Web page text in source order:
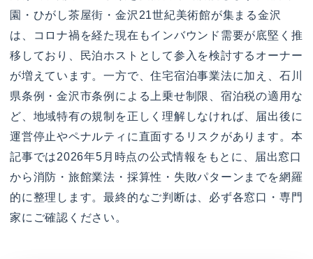
園・ひがし茶屋街・金沢21世紀美術館が集まる金沢
は、コロナ禍を経た現在もインバウンド需要が底堅く推
移しており、民泊ホストとして参入を検討するオーナー
が増えています。一方で、住宅宿泊事業法に加え、石川
県条例・金沢市条例による上乗せ制限、宿泊税の適用な
ど、地域特有の規制を正しく理解しなければ、届出後に
運営停止やペナルティに直面するリスクがあります。本
記事では2026年5月時点の公式情報をもとに、届出窓口
から消防・旅館業法・採算性・失敗パターンまでを網羅
的に整理します。最終的なご判断は、必ず各窓口・専門
家にご確認ください。